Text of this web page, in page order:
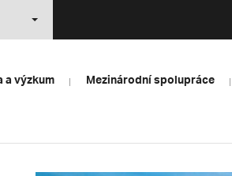
a výzkum Mezinárodní spolupráce